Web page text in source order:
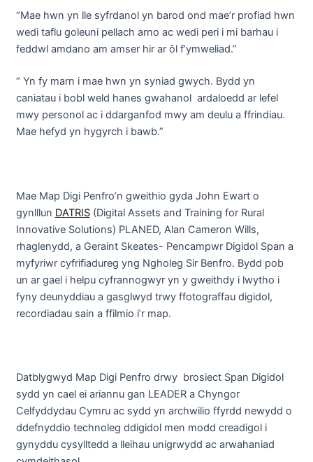
“Mae hwn yn lle syfrdanol yn barod ond mae’r profiad hwn
wedi taflu goleuni pellach arno ac wedi peri i mi barhau i
feddwl amdano am amser hir ar ôl f’ymweliad.”
“ Yn fy marn i mae hwn yn syniad gwych. Bydd yn
caniatau i bobl weld hanes gwahanol ardaloedd ar lefel
mwy personol ac i ddarganfod mwy am deulu a ffrindiau.
Mae hefyd yn hygyrch i bawb.”
Mae Map Digi Penfro’n gweithio gyda John Ewart o
gynlllun DATRIS(Digital Assets and Training for Rural
Innovative Solutions) PLANED, Alan Cameron Wills,
rhaglenydd, a Geraint Skeates- Pencampwr Digidol Span a
myfyriwr cyfrifiadureg yng Ngholeg Sir Benfro. Bydd pob
un ar gael i helpu cyfrannogwyr yn y gweithdy i lwytho i
fyny deunyddiau a gasglwyd trwy ffotograffau digidol,
recordiadau sain a ffilmio i’r map.
Datblygwyd Map Digi Penfro drwy brosiect Span Digidol
sydd yn cael ei ariannu gan LEADER a Chyngor
Celfyddydau Cymru ac sydd yn archwilio ffyrdd newydd o
ddefnyddio technoleg ddigidol men modd creadigol i
gynyddu cysylltedd a lleihau unigrwydd ac arwahaniad